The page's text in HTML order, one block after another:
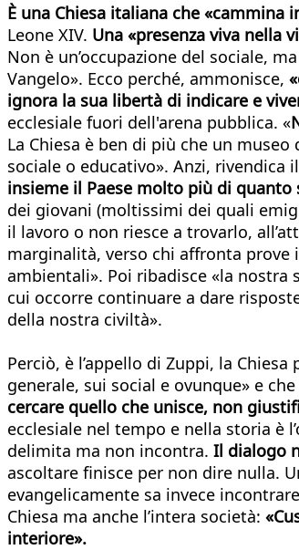
È una Chiesa italiana che «cammina
Leone XIV. Una «presenza viva nella
Non è un’occupazione del sociale,
Vangelo». Ecco perché, ammonisce,
ignora la sua libertà di indicare e
ecclesiale fuori dell'arena pubblica. «
La Chiesa è ben di più che un
sociale o educativo». Anzi, rivendica
insieme il Paese molto più di quanto
dei giovani (moltissimi dei quali
il lavoro o non riesce a trovarlo,
marginalità, verso chi affronta prove
ambientali». Poi ribadisce «la
cui occorre continuare a dare
della nostra civiltà».
Perciò, è l’appello di Zuppi, la
generale, sui social e ovunque» e
cercare quello che unisce, non
ecclesiale nel tempo e nella storia è
delimita ma non incontra. Il dialogo
ascoltare finisce per non dire nulla.
evangelicamente sa invece
Chiesa ma anche l’intera società:
interiore».